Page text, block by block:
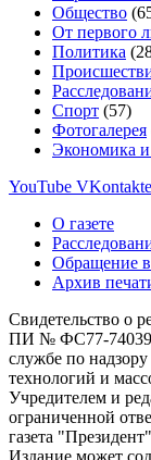
Общество
От первого
Политика
Спорт (57)
Фотогалерея
Экономика и
YouTube VKontakte
О газете
Обращение
Архив
Свидетельство о
ПИ № ФС77-74039
службе по
технологий и
Учредителем и
ограниченной
газета
Издание может